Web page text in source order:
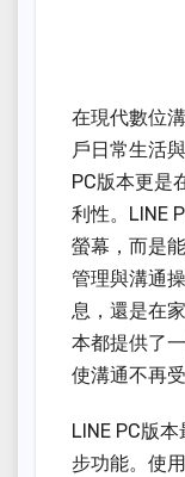
在現代數位
戶日常生活
PC版本更是
利性。LINE
螢幕，而是
管理與溝通
息，還是在
本都提供了
使溝通不再
LINE PC版
步功能。使